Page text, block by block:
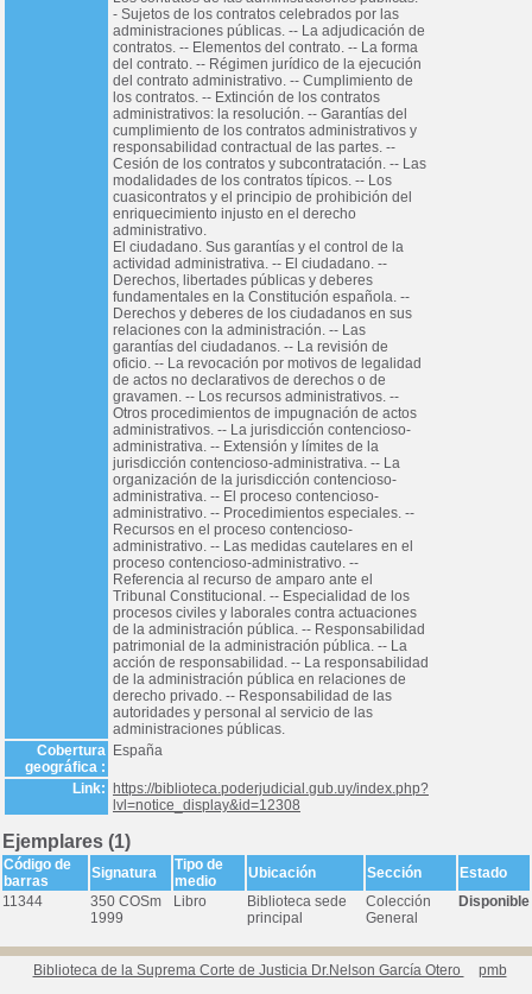
- Sujetos de los contratos celebrados por las
administraciones públicas. -- La adjudicación de
contratos. -- Elementos del contrato. -- La forma
del contrato. -- Régimen jurídico de la ejecución
del contrato administrativo. -- Cumplimiento de
los contratos. -- Extinción de los contratos
administrativos: la resolución. -- Garantías del
cumplimiento de los contratos administrativos y
responsabilidad contractual de las partes. --
Cesión de los contratos y subcontratación. -- Las
modalidades de los contratos típicos. -- Los
cuasicontratos y el principio de prohibición del
enriquecimiento injusto en el derecho
administrativo.
El ciudadano. Sus garantías y el control de la
actividad administrativa. -- El ciudadano. --
Derechos, libertades públicas y deberes
fundamentales en la Constitución española. --
Derechos y deberes de los ciudadanos en sus
relaciones con la administración. -- Las
garantías del ciudadanos. -- La revisión de
oficio. -- La revocación por motivos de legalidad
de actos no declarativos de derechos o de
gravamen. -- Los recursos administrativos. --
Otros procedimientos de impugnación de actos
administrativos. -- La jurisdicción contencioso-
administrativa. -- Extensión y límites de la
jurisdicción contencioso-administrativa. -- La
organización de la jurisdicción contencioso-
administrativa. -- El proceso contencioso-
administrativo. -- Procedimientos especiales. --
Recursos en el proceso contencioso-
administrativo. -- Las medidas cautelares en el
proceso contencioso-administrativo. --
Referencia al recurso de amparo ante el
Tribunal Constitucional. -- Especialidad de los
procesos civiles y laborales contra actuaciones
de la administración pública. -- Responsabilidad
patrimonial de la administración pública. -- La
acción de responsabilidad. -- La responsabilidad
de la administración pública en relaciones de
derecho privado. -- Responsabilidad de las
autoridades y personal al servicio de las
administraciones públicas.
Cobertura
geográfica :
España
Link:
https://biblioteca.poderjudicial.gub.uy/index.php?
lvl=notice_display&id=12308
Ejemplares (1)
Código de
barras
Signatura
Tipo de
medio
Ubicación Sección
Estado
11344
350 COSm
1999
Libro
Biblioteca sede
principal
Colección
General
Disponible
Biblioteca de la Suprema Corte de Justicia Dr.Nelson García Otero pmb